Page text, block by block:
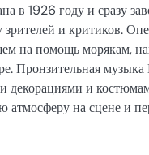
в 1926 году и сразу
зрителей и критиков.
на помощь морякам,
Пронзительная музыка
декорациями и
атмосферу на сцене и